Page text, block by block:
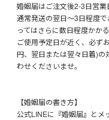
婚姻届はご注文後2-3日営業
通常発送の翌日～3日程度
ってはさらに数日程度かか
ご使用予定日が近く、必ず
円、翌日または翌々日着)
わせくださいませ。
【婚姻届の書き方】
公式LINEに『婚姻届』とメ